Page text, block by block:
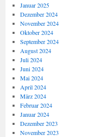
Januar 2025
Dezember 2024
November 2024
Oktober 2024
September 2024
August 2024
Juli 2024
Juni 2024
Mai 2024
April 2024
März 2024
Februar 2024
Januar 2024
Dezember 2023
November 2023